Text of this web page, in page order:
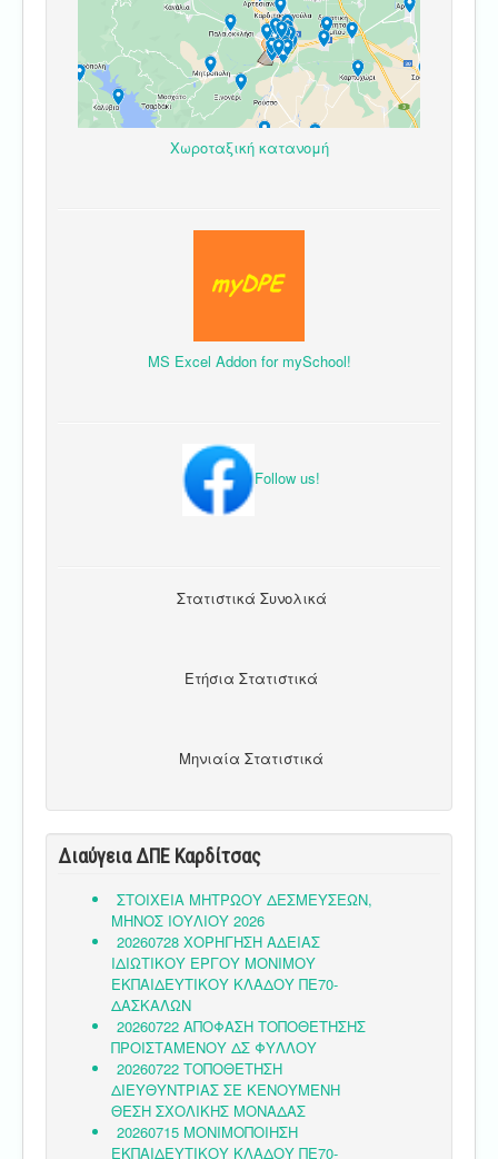
Χωροταξική κατανομή
MS Excel Addon for mySchool!
Follow us!
Στατιστικά Συνολικά
Ετήσια Στατιστικά
Μηνιαία Στατιστικά
Διαύγεια ΔΠΕ Καρδίτσας